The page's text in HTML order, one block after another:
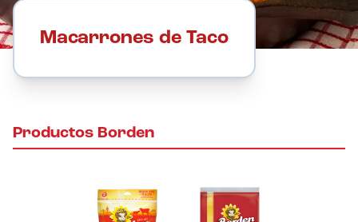
Macarrones de Taco
Productos Borden